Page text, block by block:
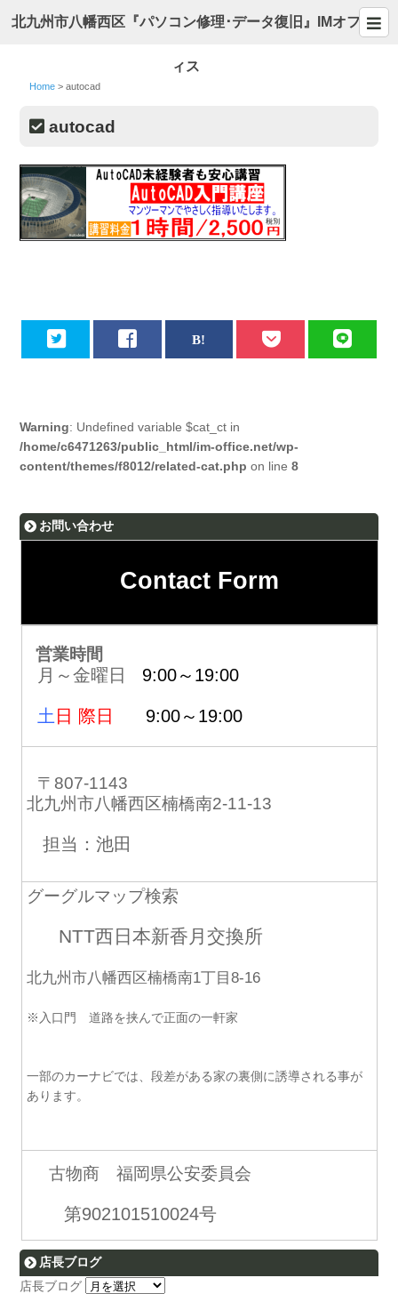
北九州市八幡西区『パソコン修理･データ復旧』IMオフ
ィス
Home >autocad
autocad
Warning: Undefined variable $cat_ct in
/home/c6471263/public_html/im-office.net/wp-
content/themes/f8012/related-cat.php on line8
お問い合わせ
Contact Form
営業時間
月～金曜日 9:00～19:00
土 日 際日 9:00～19:00
〒807-1143
北九州市八幡西区楠橋南2-11-13
担当：池田
グーグルマップ検索
NTT西日本新香月交換所
北九州市八幡西区楠橋南1丁目8-16
※入口門 道路を挟んで正面の一軒家
一部のカーナビでは、段差がある家の裏側に誘導される事が
あります。
古物商 福岡県公安委員会
第902101510024号
店長ブログ
店長ブログ